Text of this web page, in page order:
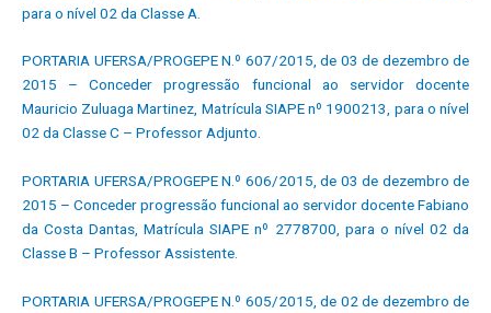
para o nível 02 da Classe A.
PORTARIA UFERSA/PROGEPE N.º 607/2015, de 03 de dezembro de
2015 – Conceder progressão funcional ao servidor docente
Mauricio Zuluaga Martinez, Matrícula SIAPE nº 1900213, para o nível
02 da Classe C – Professor Adjunto.
PORTARIA UFERSA/PROGEPE N.º 606/2015, de 03 de dezembro de
2015 – Conceder progressão funcional ao servidor docente Fabiano
da Costa Dantas, Matrícula SIAPE nº 2778700, para o nível 02 da
Classe B – Professor Assistente.
PORTARIA UFERSA/PROGEPE N.º 605/2015, de 02 de dezembro de